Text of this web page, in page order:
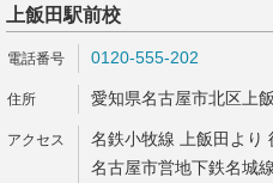
上飯田駅前校
0120-555-202
愛知県名古屋市北区上
名鉄小牧線 上飯田より
名古屋市営地下鉄名城